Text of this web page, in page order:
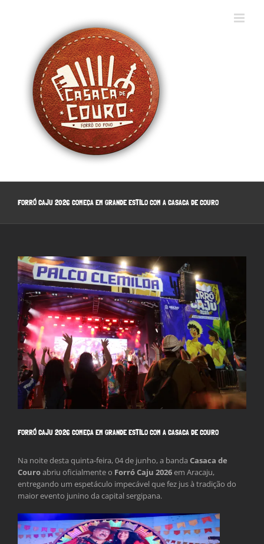
FORRÓ CAJU 2026 COMEÇA EM GRANDE ESTILO COM A CASACA DE COURO
View
Larger
Image
FORRÓ CAJU 2026 COMEÇA EM GRANDE ESTILO COM A CASACA DE COURO
Na noite desta quinta-feira, 04 de junho, a banda Casaca de
Couroabriu oficialmente o Forró Caju 2026em Aracaju,
entregando um espetáculo impecável que fez jus à tradição do
maior evento junino da capital sergipana.